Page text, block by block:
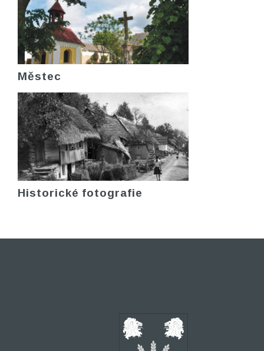
Městec
Historické fotografie